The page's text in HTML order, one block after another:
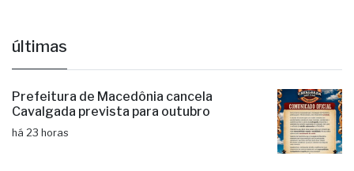
últimas
Prefeitura de Macedônia cancela
Cavalgada prevista para outubro
há 23 horas